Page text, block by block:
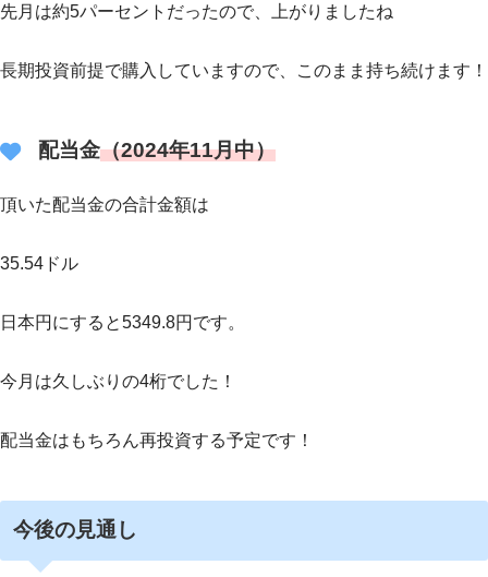
先月は約5パーセントだったので、上がりましたね
長期投資前提で購入していますので、このまま持ち続けます！
配当金（2024年11月中）
頂いた配当金の合計金額は
35.54ドル
日本円にすると5349.8円です。
今月は久しぶりの4桁でした！
配当金はもちろん再投資する予定です！
今後の見通し